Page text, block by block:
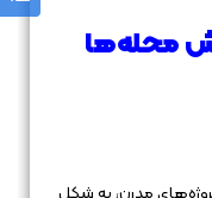
محله‌ها